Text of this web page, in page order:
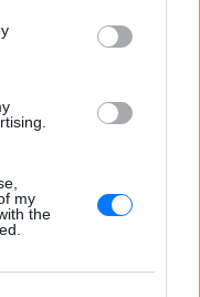
my
the
στοGoogle News